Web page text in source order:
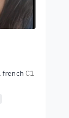
french C1